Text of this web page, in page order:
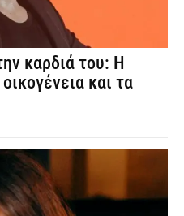
καρδιά του: Η
και τα